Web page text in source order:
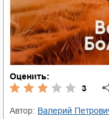
Оценить:
3
Автор:
Валерий